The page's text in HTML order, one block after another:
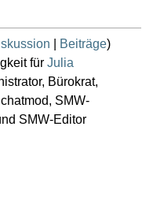
Beiträge
für Julia
Bürokrat,
SMW-
SMW-Editor